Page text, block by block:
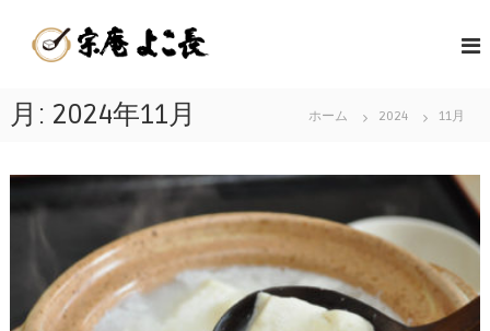
へ
キ
プ
ふ
発
祥
の
店
温
名
物
美
月: 2024年11月 ホーム 2024 11月